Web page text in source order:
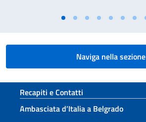
Naviga nella sezione
Sezione footer
Recapiti e Contatti
Ambasciata d’Italia a Belgrado